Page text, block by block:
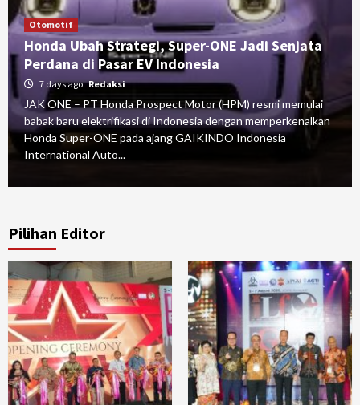
Otomotif
Honda Ubah Strategi, Super-ONE Jadi Senjata
Perdana di Pasar EV Indonesia
7 days ago Redaksi
JAK ONE – PT Honda Prospect Motor (HPM) resmi memulai
babak baru elektrifikasi di Indonesia dengan memperkenalkan
Honda Super-ONE pada ajang GAIKINDO Indonesia
International Auto...
Pilihan Editor